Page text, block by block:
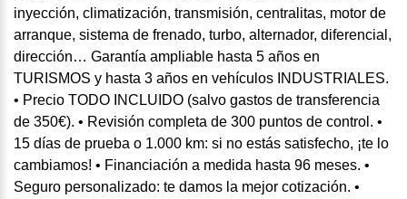
inyección, climatización, transmisión, centralitas, motor de
arranque, sistema de frenado, turbo, alternador, diferencial,
dirección… Garantía ampliable hasta 5 años en
TURISMOS y hasta 3 años en vehículos INDUSTRIALES.
• Precio TODO INCLUIDO (salvo gastos de transferencia
de 350€). • Revisión completa de 300 puntos de control. •
15 días de prueba o 1.000 km: si no estás satisfecho, ¡te lo
cambiamos! • Financiación a medida hasta 96 meses. •
Seguro personalizado: te damos la mejor cotización. •